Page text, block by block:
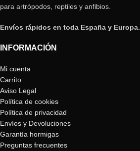
para artrópodos, reptiles y anfibios.
Envíos rápidos en toda España y Europa.
INFORMACIÓN
Mi cuenta
Carrito
Aviso Legal
Política de cookies
Política de privacidad
Envíos y Devoluciones
Garantía hormigas
Preguntas frecuentes